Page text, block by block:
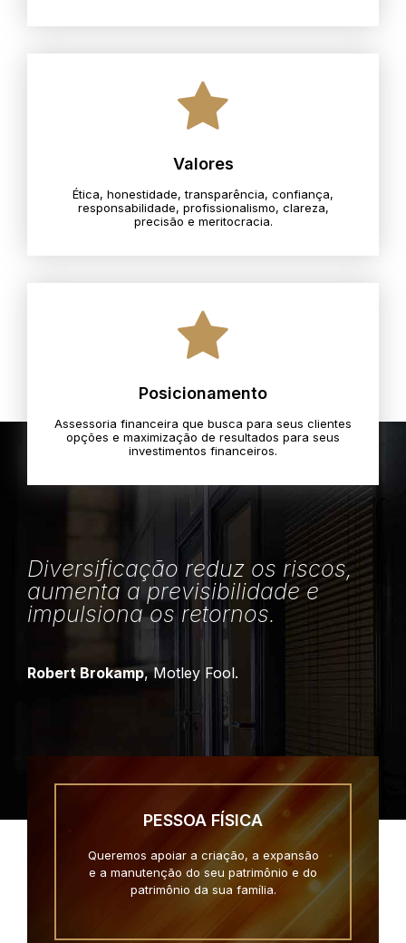
Valores
Ética, honestidade, transparência, confiança,
responsabilidade, profissionalismo, clareza,
precisão e meritocracia.​
Posicionamento
Assessoria financeira que busca para seus clientes
opções e maximização de resultados para seus
investimentos financeiros.
Diversificação reduz os riscos,
aumenta a previsibilidade e
impulsiona os retornos.
Robert Brokamp, Motley Fool.
PESSOA FÍSICA
Queremos apoiar a criação, a expansão
e a manutenção do seu patrimônio e do
patrimônio da sua família.